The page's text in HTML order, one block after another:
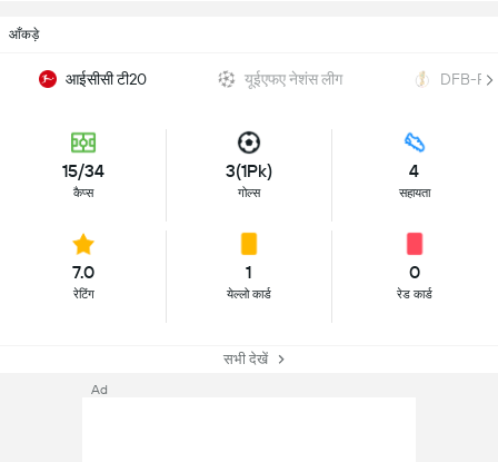
आँकड़े
आईसीसी टी20 यूईएफए नेशंस लीग DFB-
15/34
कैप्स
3(1Pk)
गोल्स
4
सहायता
7.0
रेटिंग
1
येल्लो कार्ड
0
रेड कार्ड
सभी देखें
Ad